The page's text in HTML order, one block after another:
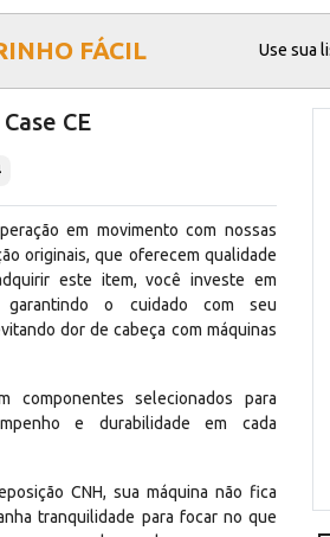
FÁCIL Use sua
CE
em movimento com nossas
originais, que oferecem qualidade
este item, você investe em
garantindo o cuidado com seu
dor de cabeça com máquinas
componentes selecionados para
e durabilidade em cada
CNH, sua máquina não fica
tranquilidade para focar no que